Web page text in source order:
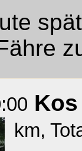
Kos
km,